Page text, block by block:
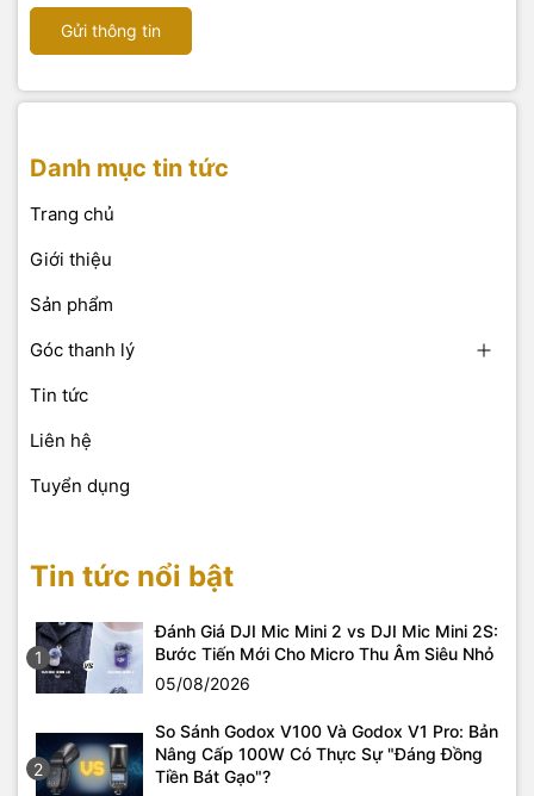
Gửi thông tin
Danh mục tin tức
Trang chủ
Giới thiệu
Sản phẩm
Góc thanh lý
Tin tức
Liên hệ
Tuyển dụng
Tin tức nổi bật
1
Đánh Giá DJI Mic Mini 2 vs DJI Mic Mini 2S:
Bước Tiến Mới Cho Micro Thu Âm Siêu Nhỏ
05/08/2026
2
So Sánh Godox V100 Và Godox V1 Pro: Bản
Nâng Cấp 100W Có Thực Sự "Đáng Đồng
Tiền Bát Gạo"?